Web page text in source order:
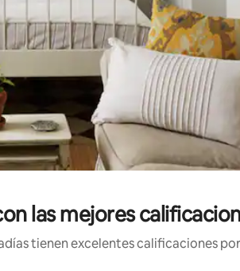
las mejores
tienen excelentes calificaciones